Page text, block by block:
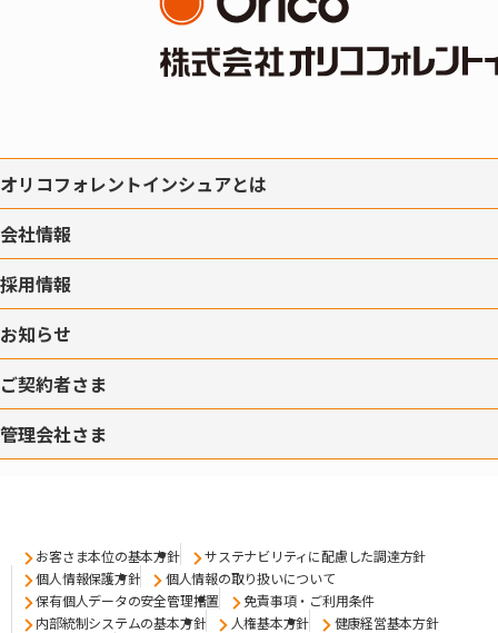
オリコフォレントインシュアとは
会社情報
採用情報
お知らせ
ご契約者さま
管理会社さま
お客さま本位の基本方針
サステナビリティに配慮した調達方針
個人情報保護方針
個人情報の取り扱いについて
保有個人データの安全管理措置
免責事項・ご利用条件
内部統制システムの基本方針
人権基本方針
健康経営基本方針